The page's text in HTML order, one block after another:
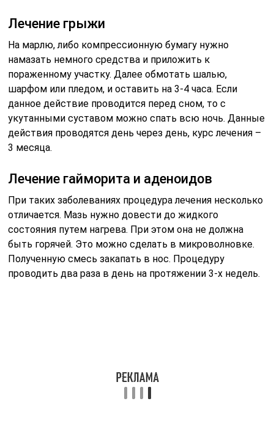
отличается. Мазь нужно довести до жидкого
состояния путем нагрева. При этом она не должна
быть горячей. Это можно сделать в микроволновке.
Полученную смесь закапать в нос. Процедуру
проводить два раза в день на протяжении 3-х недель.
Состав
Как говорилось выше, в составе данного препарата
основным компонентом является плод южного
Фрукт содержит в себе огромное множество
полезных веществ: флавоноиды, витамины,
микроэлементы.
Составляющие маклюры активно снимают
воспаление с пораженного участка, тонизируют
сосуды и укрепляют их стенки, а также
предупреждают и затормаживают процесс развития
деятельность сосудистой системы, а также
помогает восстановить стенки сосудов. Помимо